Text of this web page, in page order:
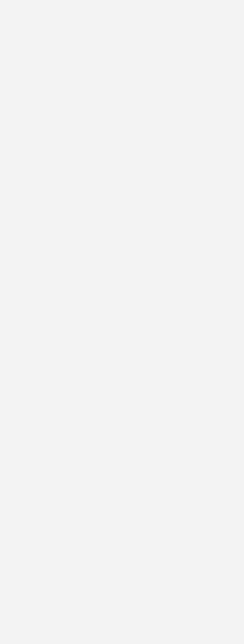
Nationalfonds
positive Bilanz
der Anlage in
Sonnenstromausbeute etwas
nächsten Betriebsjahren noch
NRW eingeweiht
leisten zusammen 23
dortige Heidelbeerplantage.